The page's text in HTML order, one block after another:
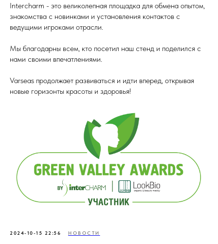
Intercharm - это великолепная площадка для обмена опытом,
знакомства с новинками и установления контактов с
ведущими игроками отрасли.
Мы благодарны всем, кто посетил наш стенд и поделился с
нами своими впечатлениями.
Varseas продолжает развиваться и идти вперед, открывая
новые горизонты красоты и здоровья!
2024-10-15 22:56 НОВОСТИ